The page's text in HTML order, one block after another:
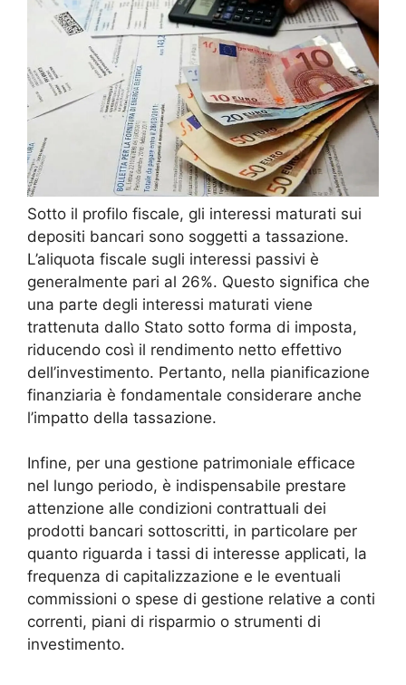
Sotto il profilo fiscale, gli interessi maturati sui
depositi bancari sono soggetti a tassazione.
L’aliquota fiscale sugli interessi passivi è
generalmente pari al 26%. Questo significa che
una parte degli interessi maturati viene
trattenuta dallo Stato sotto forma di imposta,
riducendo così il rendimento netto effettivo
dell’investimento. Pertanto, nella pianificazione
finanziaria è fondamentale considerare anche
l’impatto della tassazione.
Infine, per una gestione patrimoniale efficace
nel lungo periodo, è indispensabile prestare
attenzione alle condizioni contrattuali dei
prodotti bancari sottoscritti, in particolare per
quanto riguarda i tassi di interesse applicati, la
frequenza di capitalizzazione e le eventuali
commissioni o spese di gestione relative a conti
correnti, piani di risparmio o strumenti di
investimento.